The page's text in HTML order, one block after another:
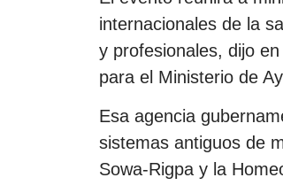
internacionales de la
y profesionales, dijo
para el Ministerio de
Esa agencia
sistemas antiguos de
Sowa-Rigpa y la